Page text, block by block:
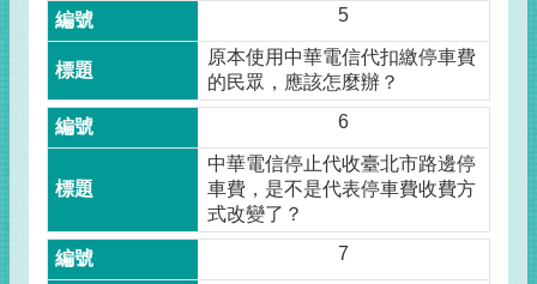
5
原本使用中華電信代扣繳停車費
的民眾，應該怎麼辦？
6
中華電信停止代收臺北市路邊停
車費，是不是代表停車費收費方
式改變了？
7